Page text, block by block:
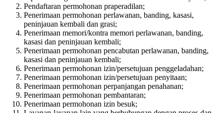
Pendaftaran permohonan praperadilan;
Penerimaan permohonan perlawanan, banding, kasasi,
peninjauan kembali dan grasi;
Penerimaan memori/kontra memori perlawanan, banding,
kasasi dan peninjauan kembali;
Penerimaan permohonan pencabutan perlawanan, banding,
kasasi dan peninjauan kembali;
Penerimaan permohonan izin/persetujuan penggeladahan;
Penerimaan permohonan izin/persetujuan penyitaan;
Penerimaan permohonan perpanjangan penahanan;
Penerimaan permohonan pembantaran;
Penerimaan permohonan izin besuk;